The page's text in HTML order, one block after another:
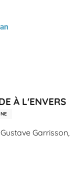
À L'ENVERS
Garrisson,